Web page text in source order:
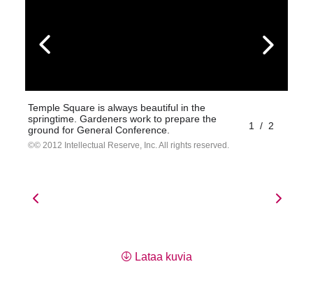
Temple Square is always beautiful in the
springtime. Gardeners work to prepare the
ground for General Conference.
© 2012 Intellectual Reserve, Inc. All rights reserved.
1 / 2
Lataa kuvia